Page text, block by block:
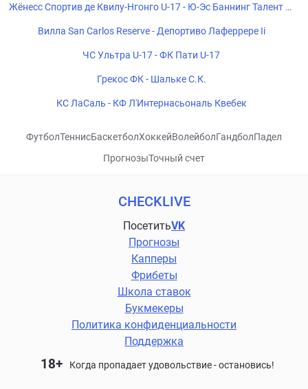
Жёнесс Спортив де Квилу-Нгонго U-17 - Ю-Эс Баннинг Талент U-
Вилла San Carlos Reserve - Депортиво Лаферрере Ii
ЧС Ультра U-17 - ФК Пати U-17
Грекос ФК - Шальке С.К.
КС ЛаСаль - КФ Л'Интернасьональ Квебек
ФутболТеннисБаскетболХоккейВолейболГандболПадел
ПрогнозыТочный счет
CHECKLIVE
ПосетитьVK
Прогнозы
Капперы
Фрибеты
Школа ставок
Букмекеры
Политика конфиденциальности
Поддержка
18+ Когда пропадает удовольствие - остановись!